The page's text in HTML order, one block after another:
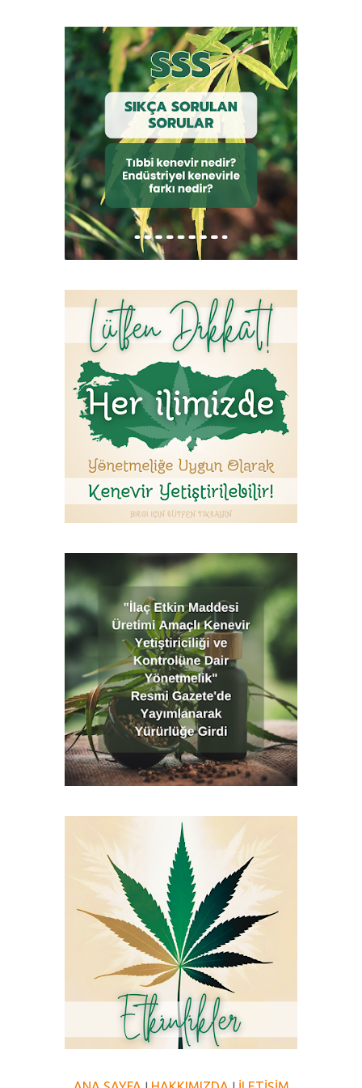
3/6/2011 tarihli ve 639 sayılı Gıda, Tarım ve Hayvancılık
Bakanlığının Teşkilat ve Görevleri Hakkında Kanun Hükmünde
Kararnamenin 28 inci maddesi ile 12/6/1933 tarihli ve 2313 sayılı
Uyuşturucu Maddelerin Murakabesi Hakkında Kanunun 23 üncü
maddesine dayanılarak hazı...